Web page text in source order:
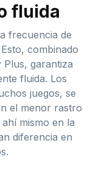
fluida
frecuencia de
combinado
garantiza
fluida. Los
juegos, se
el menor rastro
mismo en la
diferencia en